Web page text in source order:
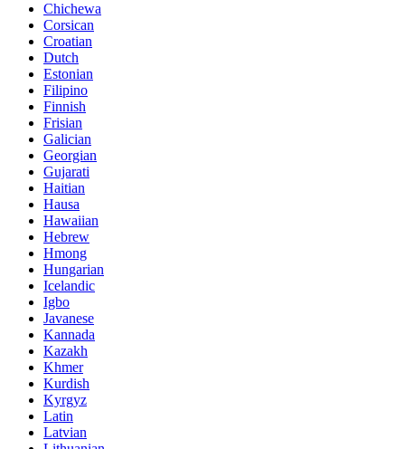
Chichewa
Corsican
Croatian
Dutch
Estonian
Filipino
Finnish
Frisian
Galician
Georgian
Gujarati
Haitian
Hausa
Hawaiian
Hebrew
Hmong
Hungarian
Icelandic
Igbo
Javanese
Kannada
Kazakh
Khmer
Kurdish
Kyrgyz
Latin
Latvian